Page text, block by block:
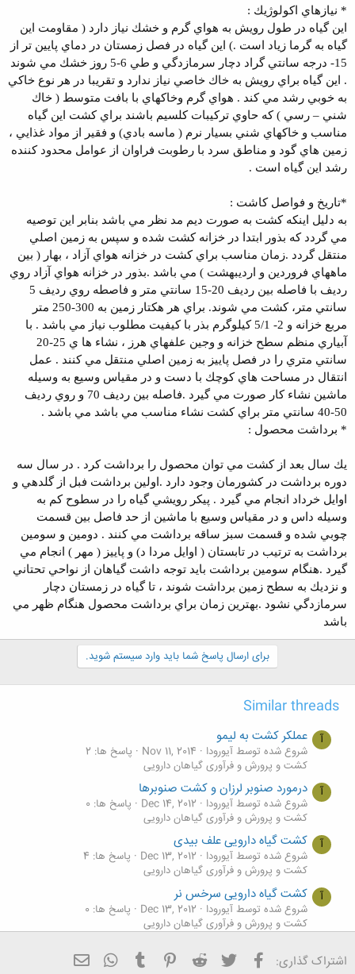
* نيازهاي اكولوژيك :
اين گياه در طول رويش به هواي گرم و خشك نياز دارد ( مقاومت اين
گياه به گرما زياد است .) اين گياه در فصل زمستان در دماي پايين تر از
15- درجه سانتي گراد دچار سرمازدگي و طي 6-5 روز خشك مي شوند
. اين گياه براي رويش به خاك خاصي نياز ندارد و تقريبا در هر نوع خاكي
به خوبي رشد مي كند . هواي گرم وخاكهاي با بافت متوسط ( خاك
شني – رسي ) كه حاوي تركيبات كلسيم باشند براي كشت اين گياه
مناسب و خاكهاي شني بسيار نرم ( ماسه بادي) و فقير از مواد غذايي ،
زمين هاي گود و مناطق سرد با رطوبت فراوان از عوامل محدود كننده
رشد اين گياه است .
*تاريخ و فواصل كاشت :
به دليل اينكه كشت به صورت ديم مد نظر مي باشد بنابر اين توصيه
مي گردد كه بذور ابتدا در خزانه كشت شده و سپس به زمين اصلي
منتقل گردد .زمان مناسب براي كشت در خزانه هواي آزاد ، بهار ( بين
ماههاي فروردين و ارديبهشت ) مي باشد .بذور در خزانه هواي آزاد روي
رديف با فاصله بين رديف 20-15 سانتي متر و فاصطه روي رديف 5
سانتي متر، كشت مي شوند.
براي هر هكتار زمين به 300-250 متر
مربع خزانه و 2- 5/1 كيلوگرم بذر با كيفيت مطلوب نياز مي باشد . با
آبياري منظم سطح خزانه و وجين علفهاي هرز ، نشاء ها ي 25-20
سانتي متري را در فصل پاييز به زمين اصلي منتقل مي كنند . عمل
انتقال در مساحت هاي كوچك با دست و در مقياس وسيع به وسيله
ماشين نشاء كار صورت مي گيرد .فاصله بين رديف 70 و روي رديف
50-40 سانتي متر براي كشت نشاء مناسب مي باشد مي باشد .
* برداشت محصول :
يك سال بعد از كشت مي توان محصول را برداشت كرد . در سال سه
دوره برداشت در كشورمان وجود دارد .اولين برداشت فبل از گلدهي و
اوايل خرداد انجام مي گيرد . پيكر رويشي گياه را در سطوح كم به
وسيله داس و در مقياس وسيع با ماشين از حد فاصل بين قسمت
چوبي شده و قسمت سبز ساقه برداشت مي كنند . دومين و سومين
برداشت به ترتيب در تابستان ( اوايل مردا د) و پاييز ( مهر ) انجام مي
گيرد .هنگام سومين برداشت بايد توجه داشت گياهان از نواحي تحتاني
و نزديك به سطح زمين برداشت شوند ، تا گياه در زمستان دچار
سرمازدگي نشود .بهترين زمان براي برداشت محصول هنگام ظهر مي
باشد
برای ارسال پاسخ شما باید وارد سیستم شوید.
Similar threads
آ عملکر کشت به لیمو
شروع شده توسط آیورودا Nov 11, 2014
پاسخ ها: 2
کشت و پرورش و فرآوری گیاهان دارویی
آ درمورد صنوبر لرزان و کشت صنوبرها
شروع شده توسط آیورودا Dec 14, 2012
پاسخ ها: 0
کشت و پرورش و فرآوری گیاهان دارویی
آ کشت گیاه دارویی علف بیدی
شروع شده توسط آیورودا Dec 13, 2012
پاسخ ها: 4
کشت و پرورش و فرآوری گیاهان دارویی
آ کشت گیاه دارویی سرخس نر
شروع شده توسط آیورودا Dec 13, 2012
پاسخ ها: 0
کشت و پرورش و فرآوری گیاهان دارویی
کشت گیاه درمنه
شروع شده توسط آیورودا Dec 13, 2012
پاسخ ها: 0
اشتراک گذاری: فیسبوک تویتر Reddit
Pinterest
Tumblr
WhatsApp